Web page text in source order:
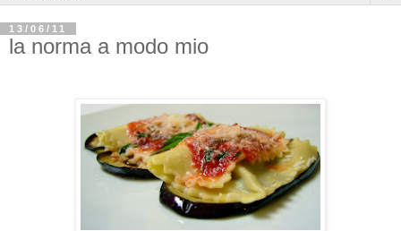
13/06/11
la norma a modo mio